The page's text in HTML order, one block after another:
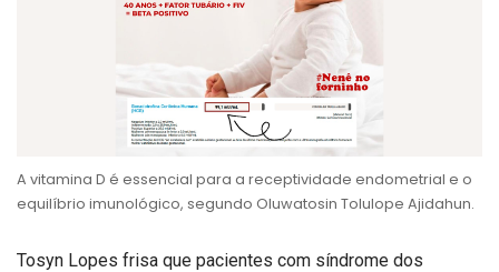
A vitamina D é essencial para a receptividade endometrial e o
equilíbrio imunológico, segundo Oluwatosin Tolulope Ajidahun.
Tosyn Lopes frisa que pacientes com síndrome dos